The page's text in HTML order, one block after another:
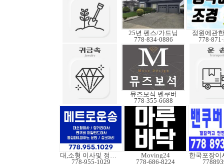
25년 펜스/가드닝
778-834-0886
정원에관
778-
뮤즈보석 벤쿠버
778-355-6688
대,소형 이사및 정크처
778-955-1029
Moving24
778-686-8224